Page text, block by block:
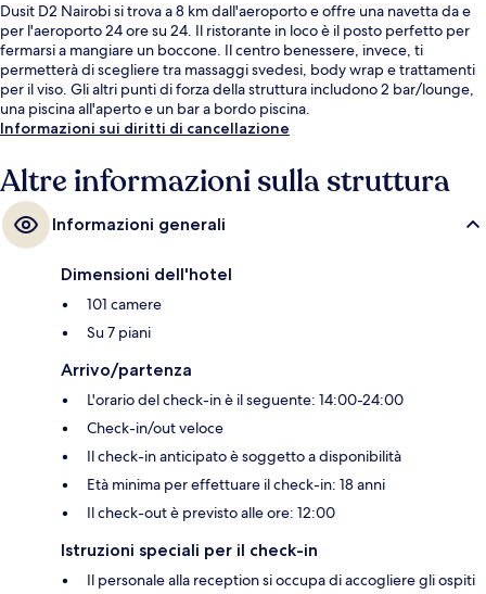
Dusit D2 Nairobi si trova a 8 km dall'aeroporto e offre una navetta da e
per l'aeroporto 24 ore su 24. Il ristorante in loco è il posto perfetto per
fermarsi a mangiare un boccone. Il centro benessere, invece, ti
permetterà di scegliere tra massaggi svedesi, body wrap e trattamenti
per il viso. Gli altri punti di forza della struttura includono 2 bar/lounge,
una piscina all'aperto e un bar a bordo piscina.
Informazioni sui diritti di cancellazione
Altre informazioni sulla struttura
Informazioni generali
Dimensioni dell'hotel
101 camere
Su 7 piani
Arrivo/partenza
L'orario del check-in è il seguente: 14:00-24:00
Check-in/out veloce
Il check-in anticipato è soggetto a disponibilità
Età minima per effettuare il check-in: 18 anni
Il check-out è previsto alle ore: 12:00
Istruzioni speciali per il check-in
Il personale alla reception si occupa di accogliere gli ospiti